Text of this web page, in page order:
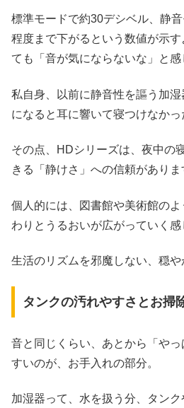
標準モードで約30デシベル、静
程度まで下がるという数値が示
ても「音が気にならないな」と感
私自身、以前に静音性を謳う加
になると耳に響いて寝つけなかっ
その点、HDシリーズは、夜中の
きる「静けさ」への信頼がありま
個人的には、図書館や美術館の
わりとうるおいが広がっていく感
生活のリズムを邪魔しない、穏や
タンクの汚れやすさとお掃
音と同じくらい、あとから「や
すいのが、お手入れの部分。
加湿器って、水を扱う分、タン